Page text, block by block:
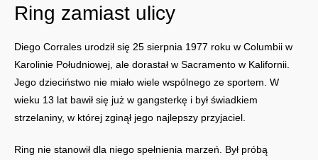
Ring zamiast ulicy
Diego Corrales urodził się 25 sierpnia 1977 roku w Columbii w
Karolinie Południowej, ale dorastał w Sacramento w Kalifornii.
Jego dzieciństwo nie miało wiele wspólnego ze sportem. W
wieku 13 lat bawił się już w gangsterkę i był świadkiem
strzelaniny, w której zginął jego najlepszy przyjaciel.
Ring nie stanowił dla niego spełnienia marzeń. Był próbą